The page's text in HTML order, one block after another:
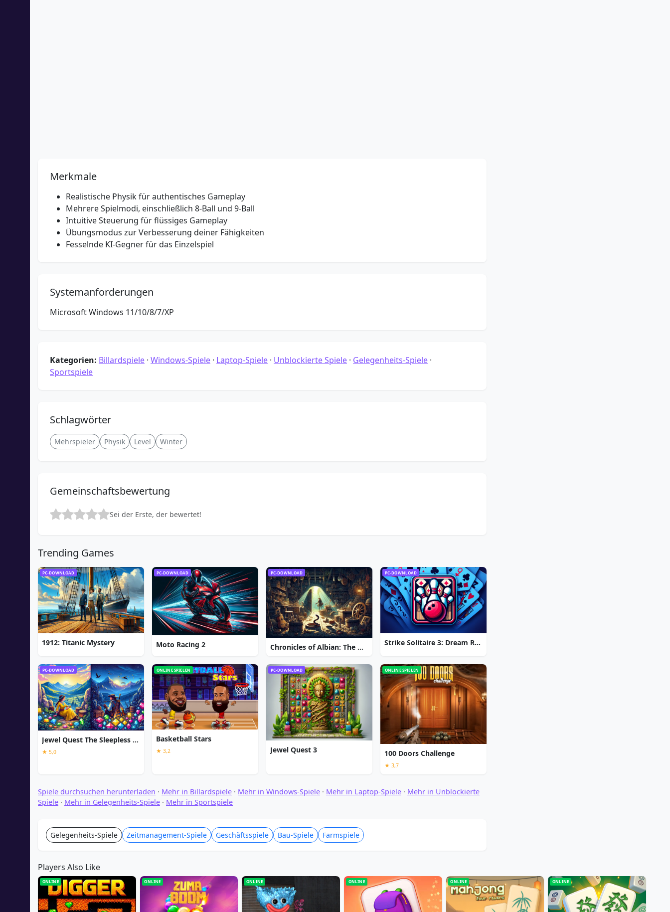
Merkmale
Realistische Physik für authentisches Gameplay
Mehrere Spielmodi, einschließlich 8-Ball und 9-Ball
Intuitive Steuerung für flüssiges Gameplay
Übungsmodus zur Verbesserung deiner Fähigkeiten
Fesselnde KI-Gegner für das Einzelspiel
Systemanforderungen
Microsoft Windows 11/10/8/7/XP
Kategorien: Billardspiele · Windows-Spiele · Laptop-Spiele · Unblockierte Spiele · Gelegenheits-Spiele ·
Sportspiele
Schlagwörter
Mehrspieler Physik Level Winter
Gemeinschaftsbewertung
Sei der Erste, der bewertet!
Trending Games
PC-DOWNLOAD
1912: Titanic Mystery
PC-DOWNLOAD
Moto Racing 2
PC-DOWNLOAD
Chronicles of Albian: The Magic Convention
PC-DOWNLOAD
Strike Solitaire 3: Dream Resort
PC-DOWNLOAD
Jewel Quest The Sleepless Star
★ 5,0
ONLINE SPIELEN
Basketball Stars
★ 3,2
PC-DOWNLOAD
Jewel Quest 3
ONLINE SPIELEN
100 Doors Challenge
★ 3,7
Spiele durchsuchen herunterladen · Mehr in Billardspiele · Mehr in Windows-Spiele · Mehr in Laptop-Spiele · Mehr in Unblockierte
Spiele · Mehr in Gelegenheits-Spiele · Mehr in Sportspiele
Gelegenheits-Spiele Zeitmanagement-Spiele Geschäftsspiele Bau-Spiele Farmspiele
Players Also Like
ONLINE ONLINE ONLINE ONLINE ONLINE ONLINE